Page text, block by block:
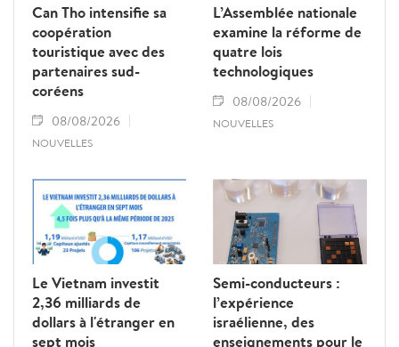
Can Tho intensifie sa
coopération
touristique avec des
partenaires sud-
coréens
08/08/2026
NOUVELLES
L’Assemblée nationale
examine la réforme de
quatre lois
technologiques
08/08/2026
NOUVELLES
Le Vietnam investit
2,36 milliards de
dollars à l'étranger en
sept mois
Semi-conducteurs :
l’expérience
israélienne, des
enseignements pour le